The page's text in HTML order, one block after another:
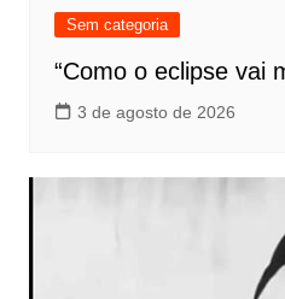
Sem categoria
“Como o eclipse vai
3 de agosto de 2026